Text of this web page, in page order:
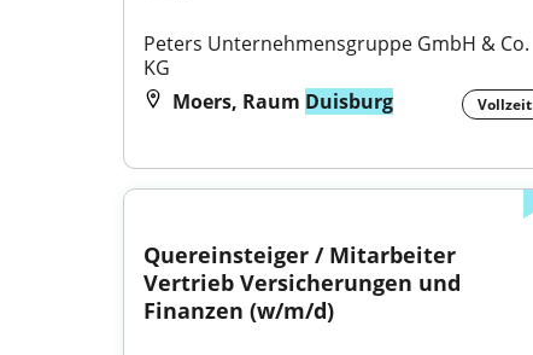
Peters Unternehmensgruppe GmbH & Co.
KG
Moers, Raum Duisburg Vollzeit
Quereinsteiger / Mitarbeiter
Vertrieb Versicherungen und
Finanzen (w/m/d)